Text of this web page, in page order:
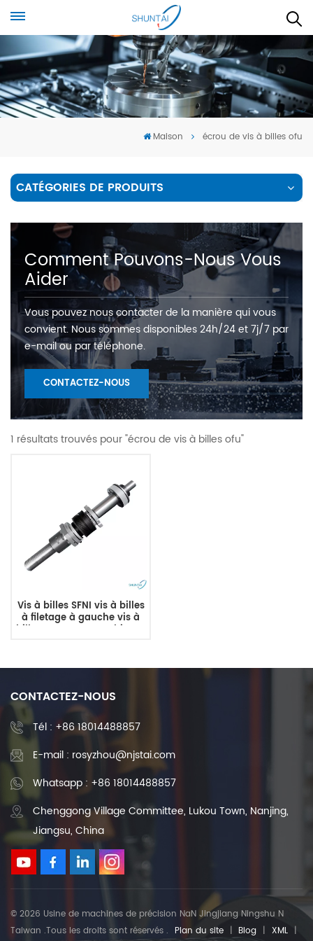
Maison écrou de vis à billes ofu
CATÉGORIES DE PRODUITS
Comment Pouvons-Nous Vous
Aider
Vous pouvez nous contacter de la manière qui vous
convient. Nous sommes disponibles 24h/24 et 7j/7 par
e-mail ou par téléphone.
CONTACTEZ-NOUS
1 résultats trouvés pour "écrou de vis à billes ofu"
Vis à billes SFNI vis à billes
à filetage à gauche vis à
billes CNC pour machines-
CONTACTEZ-NOUS
Tél : +86 18014488857
E-mail : rosyzhou@njstai.com
Whatsapp : +86 18014488857
Chenggong Village Committee, Lukou Town, Nanjing,
Jiangsu, China
© 2026 Usine de machines de précision NaN Jingjiang Ningshu N
Taiwan .Tous les droits sont réservés . Plan du site | Blog | XML |